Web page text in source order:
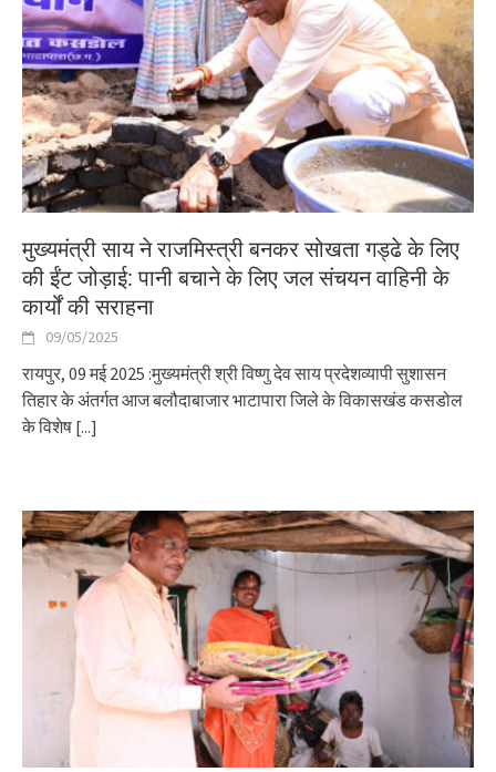
मुख्यमंत्री साय ने राजमिस्त्री बनकर सोखता गड्ढे के लिए
की ईंट जोड़ाई: पानी बचाने के लिए जल संचयन वाहिनी के
कार्यों की सराहना
09/05/2025
रायपुर, 09 मई 2025 :मुख्यमंत्री श्री विष्णु देव साय प्रदेशव्यापी सुशासन
तिहार के अंतर्गत आज बलौदाबाजार भाटापारा जिले के विकासखंड कसडोल
के विशेष [...]